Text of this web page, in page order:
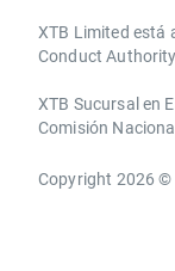
XTB Limited ​está
Conduct
XTB Sucursal en
Comisión
Copyright 2026 ©